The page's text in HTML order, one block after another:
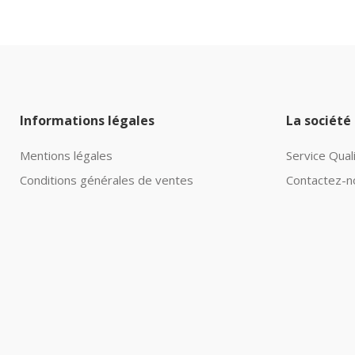
Informations légales
Mentions légales
Conditions générales de ventes
La société
Service
Contactez-